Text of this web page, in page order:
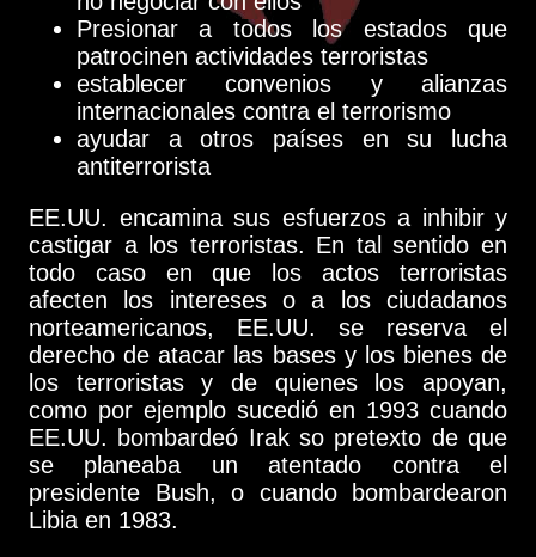
Presionar a todos los estados que
patrocinen actividades terroristas
establecer convenios y alianzas
internacionales contra el terrorismo
ayudar a otros países en su lucha
antiterrorista
EE.UU. encamina sus esfuerzos a inhibir y
castigar a los terroristas. En tal sentido en
todo caso en que los actos terroristas
afecten los intereses o a los ciudadanos
norteamericanos, EE.UU. se reserva el
derecho de atacar las bases y los bienes de
los terroristas y de quienes los apoyan,
como por ejemplo sucedió en 1993 cuando
EE.UU. bombardeó Irak so pretexto de que
se planeaba un atentado contra el
presidente Bush, o cuando bombardearon
Libia en 1983.